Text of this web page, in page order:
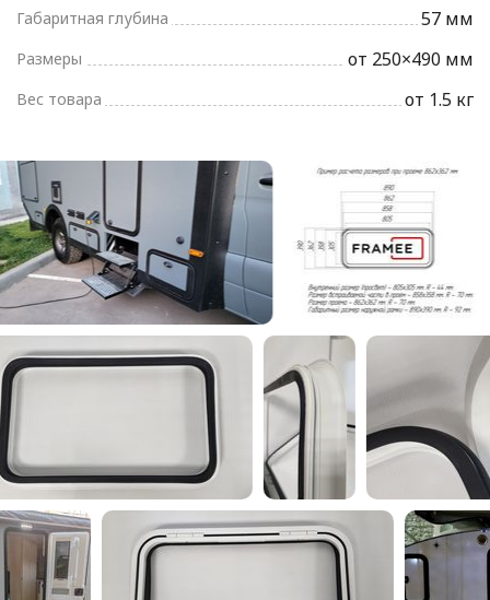
Габаритная глубина 57 мм
Размеры от 250×490 мм
Вес товара от 1.5 кг